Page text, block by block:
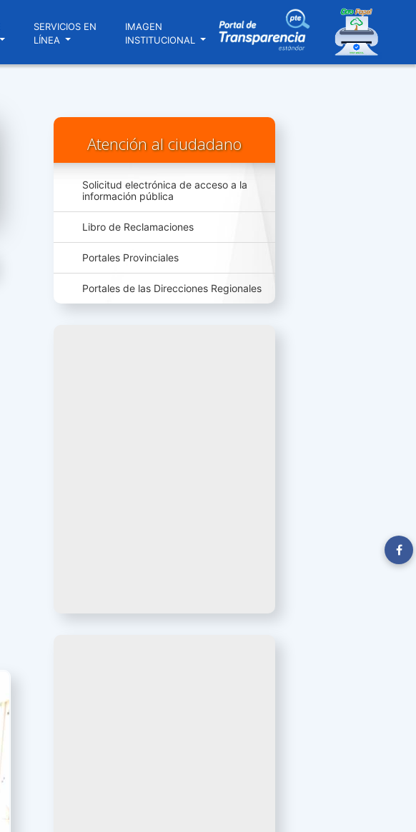
SERVICIOS EN
LÍNEA
IMAGEN
INSTITUCIONAL
Atención al ciudadano
Solicitud electrónica de acceso a la
información pública
Libro de Reclamaciones
Portales Provinciales
Portales de las Direcciones Regionales